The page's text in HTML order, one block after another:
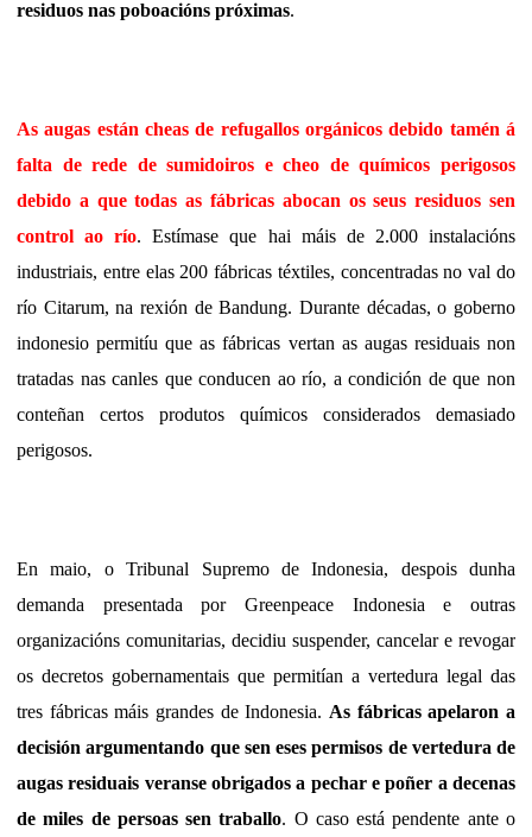
residuos nas poboacións próximas.
As augas están cheas de refugallos orgánicos debido tamén á
falta de rede de sumidoiros e cheo de químicos perigosos
debido a que todas as fábricas abocan os seus residuos sen
control ao río. Estímase que hai máis de 2.000 instalacións
industriais, entre elas 200 fábricas téxtiles, concentradas no val do
río Citarum, na rexión de Bandung. Durante décadas, o goberno
indonesio permitíu que as fábricas vertan as augas residuais non
tratadas nas canles que conducen ao río, a condición de que non
conteñan certos produtos químicos considerados demasiado
perigosos.
En maio, o Tribunal Supremo de Indonesia, despois dunha
demanda presentada por Greenpeace Indonesia e outras
organizacións comunitarias, decidiu suspender, cancelar e revogar
os decretos gobernamentais que permitían a vertedura legal das
tres fábricas máis grandes de Indonesia. As fábricas apelaron a
decisión argumentando que sen eses permisos de vertedura de
augas residuais veranse obrigados a pechar e poñer a decenas
de miles de persoas sen traballo. O caso está pendente ante o